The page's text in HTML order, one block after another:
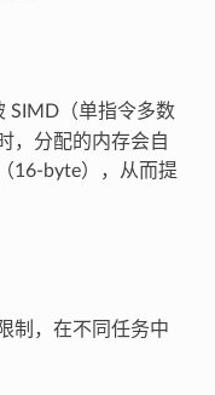
SIMD（单指令多数
，分配的内存会自
16-byte），从而提
制，在不同任务中